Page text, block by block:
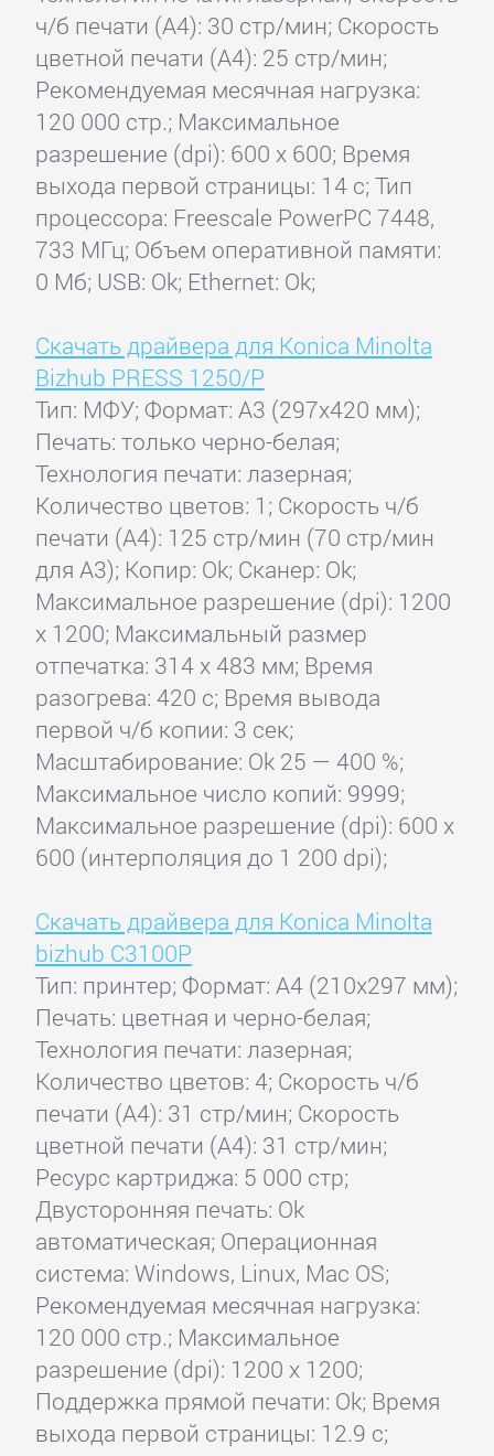
ч/б печати (А4): 30 стр/мин; Скорость
цветной печати (А4): 25 стр/мин;
Рекомендуемая месячная нагрузка:
120 000 стр.; Максимальное
разрешение (dpi): 600 x 600; Время
выхода первой страницы: 14 с; Тип
процессора: Freescale PowerPC 7448,
733 МГц; Объем оперативной памяти:
0 Мб; USB: Ok; Ethernet: Ok;
Скачать драйвера для Konica Minolta
Bizhub PRESS 1250/P
Тип: МФУ; Формат: A3 (297x420 мм);
Печать: только черно-белая;
Технология печати: лазерная;
Количество цветов: 1; Скорость ч/б
печати (А4): 125 стр/мин (70 стр/мин
для А3); Копир: Ok; Сканер: Ok;
Максимальное разрешение (dpi): 1200
x 1200; Максимальный размер
отпечатка: 314 x 483 мм; Время
разогрева: 420 с; Время вывода
первой ч/б копии: 3 сек;
Масштабирование: Ok 25 — 400 %;
Максимальное число копий: 9999;
Максимальное разрешение (dpi): 600 x
600 (интерполяция до 1 200 dpi);
Скачать драйвера для Konica Minolta
bizhub C3100P
Тип: принтер; Формат: A4 (210x297 мм);
Печать: цветная и черно-белая;
Технология печати: лазерная;
Количество цветов: 4; Скорость ч/б
печати (А4): 31 стр/мин; Скорость
цветной печати (А4): 31 стр/мин;
Ресурс картриджа: 5 000 стр;
Двусторонняя печать: Ok
автоматическая; Операционная
система: Windows, Linux, Mac OS;
Рекомендуемая месячная нагрузка:
120 000 стр.; Максимальное
разрешение (dpi): 1200 x 1200;
Поддержка прямой печати: Ok; Время
выхода первой страницы: 12.9 с;